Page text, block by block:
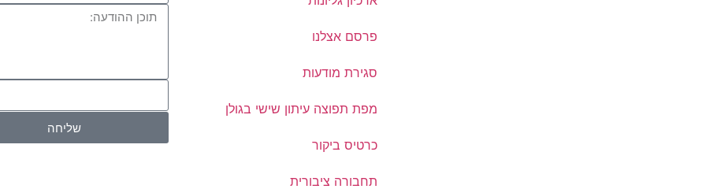
פרסם אצלנו
סגירת מודעות
מפת תפוצה עיתון שישי בגולן
כרטיס ביקור
תחבורה ציבורית
שליחה